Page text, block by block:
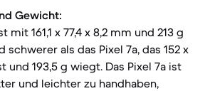
Gewicht:
mit 161,1 x 77,4 x 8,2 mm und 213 g
als das Pixel 7a, das 152 x
und 193,5 g wiegt. Das Pixel 7a ist
und leichter zu handhaben,